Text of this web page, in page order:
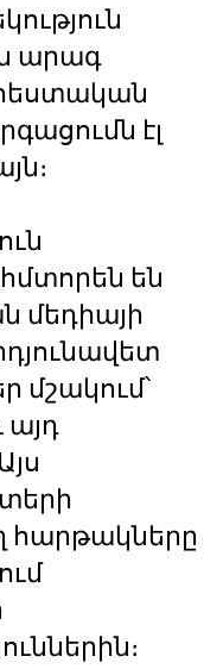
արագ
էլ
են
մեդիայի
մշակում՝
այդ
հարթակները